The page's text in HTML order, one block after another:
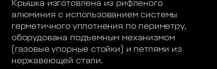
Крышка изготовлена из рифленого
алюминия с использованием системы
герметичного уплотнения по периметру,
оборудована подъемным механизмом
(газовые упорные стойки) и петлями из
нержавеющей стали.